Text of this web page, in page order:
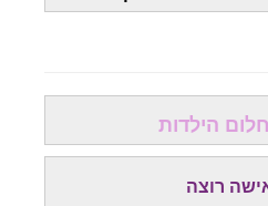
הילדות
רוצה